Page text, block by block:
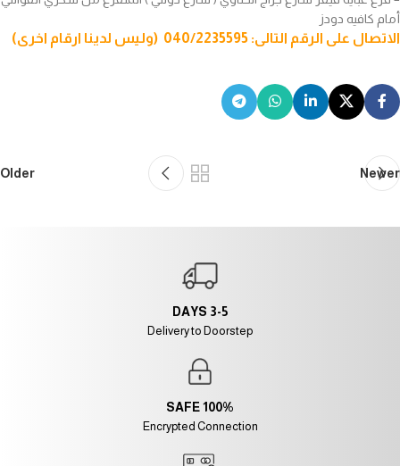
أمام كافيه دودز
الاتصال على الرقم التالى: 040/2235595 (وليس لدينا ارقام اخرى)
Newer
Older
100% SAFE
Encrypted Connection
3-5 DAYS
Delivery to Doorstep